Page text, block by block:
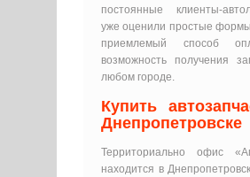
постоянные клиенты-
уже оценили простые формы
приемлемый способ
возможность получения
любом городе.
Купить
Днепропетровске
Территориально офис
находится в